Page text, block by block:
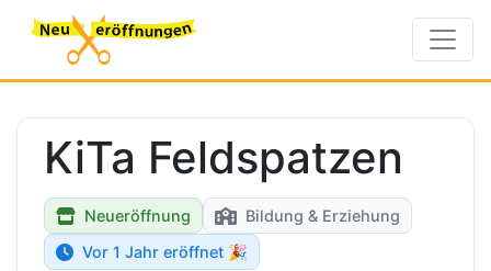
KiTa Feldspatzen
Neueröffnung
Bildung & Erziehung
Vor 1 Jahr eröffnet 🎉